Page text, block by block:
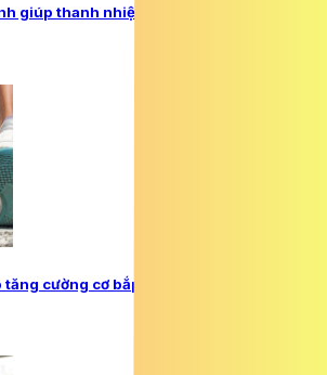
giúp thanh nhiệt, hỗ trợ tiêu hóa
cường cơ bắp khi đi bộ